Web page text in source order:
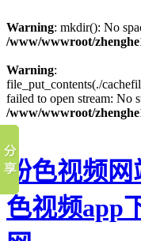
Warning: mkdir(): No
/www/wwwroot/
Warning:
file_put_contents(./
failed to open stream: No
/www/wwwroot/
粉色视频网
色视频app